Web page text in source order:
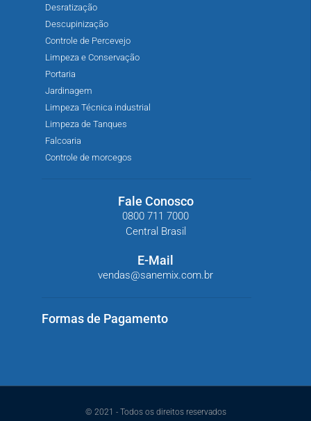
Desratização
Descupinização
Controle de Percevejo
Limpeza e Conservação
Portaria
Jardinagem
Limpeza Técnica industrial
Limpeza de Tanques
Falcoaria
Controle de morcegos
Fale Conosco
0800 711 7000
Central Brasil
E-Mail
vendas@sanemix.com.br
Formas de Pagamento
© 2021 - Todos os direitos reservados